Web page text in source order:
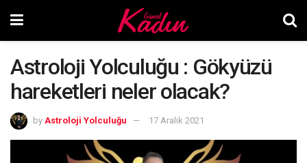
Astroloji Yolculuğu : Gökyüzü
hareketleri neler olacak?
by Astroloji Yolculuğu 17 Aralık 2021